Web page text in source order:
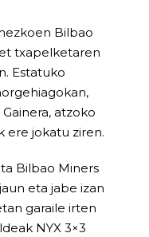
Bilbao
txapelketaren
Estatuko
atzoko
ere jokatu ziren.
Bilbao Miners
eta jabe izan
garaile irten
NYX 3×3